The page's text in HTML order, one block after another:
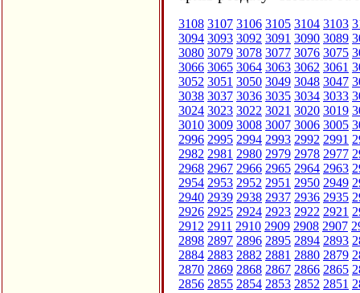
3108 3107 3106 3105 3104 3103
3094 3093 3092 3091 3090 3089
3080 3079 3078 3077 3076 3075
3066 3065 3064 3063 3062 3061
3052 3051 3050 3049 3048 3047
3038 3037 3036 3035 3034 3033
3024 3023 3022 3021 3020 3019
3010 3009 3008 3007 3006 3005
2996 2995 2994 2993 2992 2991
2982 2981 2980 2979 2978 2977
2968 2967 2966 2965 2964 2963
2954 2953 2952 2951 2950 2949
2940 2939 2938 2937 2936 2935
2926 2925 2924 2923 2922 2921
2912 2911 2910 2909 2908 2907
2898 2897 2896 2895 2894 2893
2884 2883 2882 2881 2880 2879
2870 2869 2868 2867 2866 2865
2856 2855 2854 2853 2852 2851